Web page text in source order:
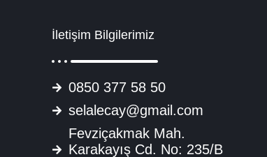
İletişim Bilgilerimiz
0850 377 58 50
selalecay@gmail.com
Fevziçakmak Mah.
Karakayış Cd. No: 235/B